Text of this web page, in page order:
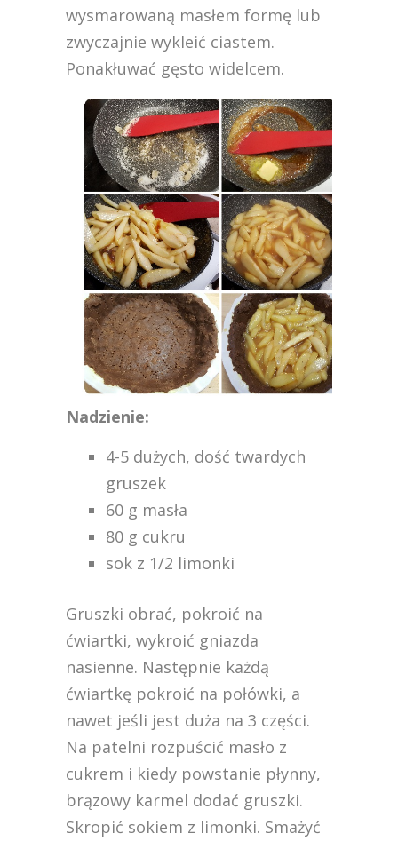
wysmarowaną masłem formę lub
zwyczajnie wykleić ciastem.
Ponakłuwać gęsto widelcem.
Nadzienie:
4-5 dużych, dość twardych
gruszek
60 g masła
80 g cukru
sok z 1/2 limonki
Gruszki obrać, pokroić na
ćwiartki, wykroić gniazda
nasienne. Następnie każdą
ćwiartkę pokroić na połówki, a
nawet jeśli jest duża na 3 części.
Na patelni rozpuścić masło z
cukrem i kiedy powstanie płynny,
brązowy karmel dodać gruszki.
Skropić sokiem z limonki. Smażyć